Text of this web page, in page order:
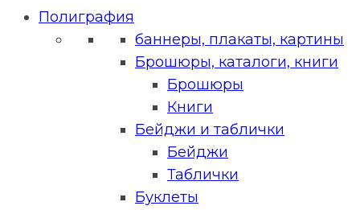
Полиграфия
баннеры, плакаты, картины
Брошюры, каталоги, книги
Брошюры
Книги
Бейджи и таблички
Бейджи
Таблички
Буклеты